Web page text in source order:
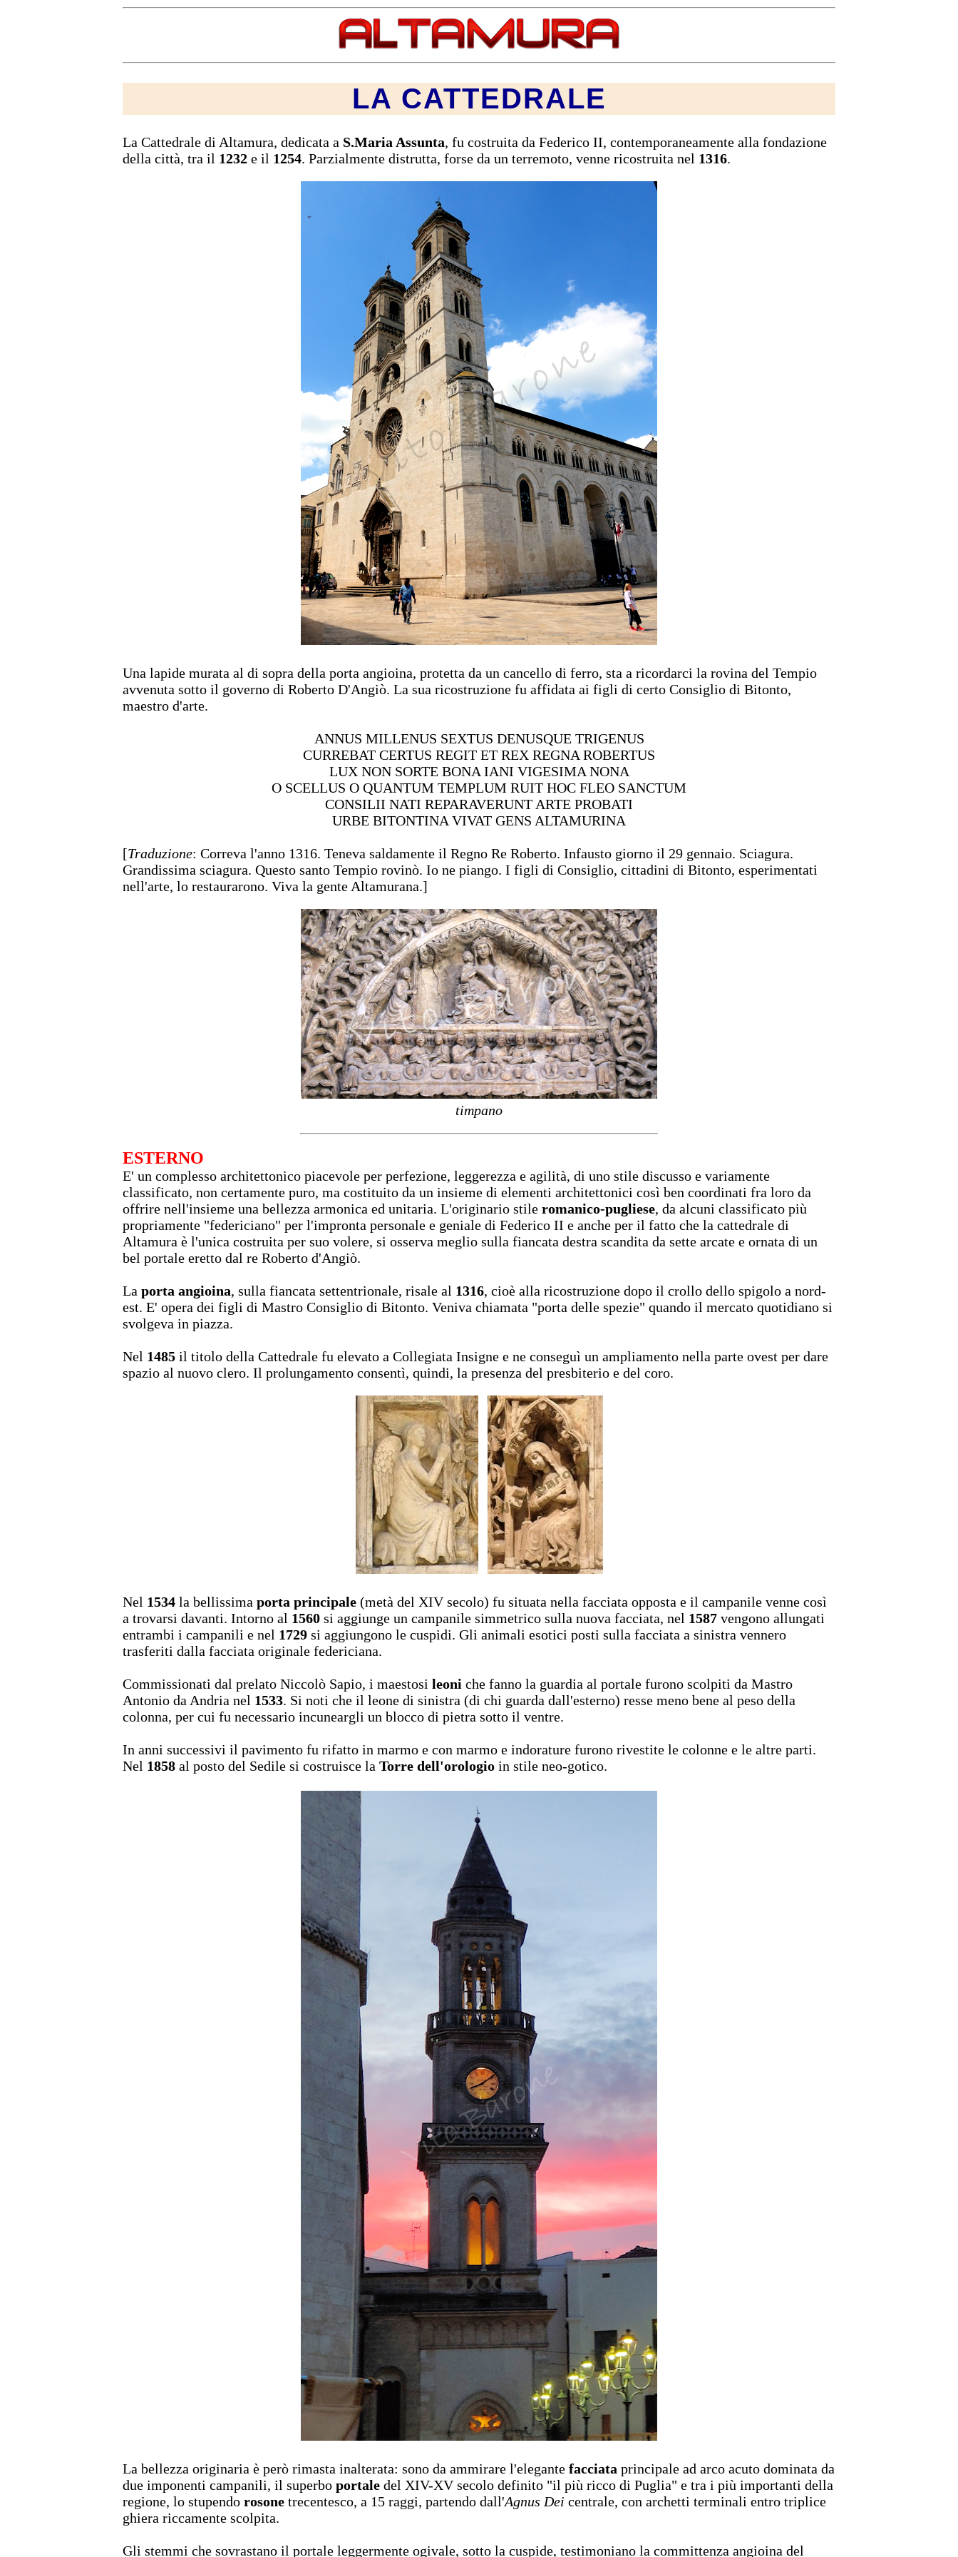
LA CATTEDRALE
La Cattedrale di Altamura, dedicata a S.Maria Assunta, fu costruita da Federico II, contemporaneamente alla fondazione
della città, tra il 1232 e il 1254. Parzialmente distrutta, forse da un terremoto, venne ricostruita nel 1316.
Una lapide murata al di sopra della porta angioina, protetta da un cancello di ferro, sta a ricordarci la rovina del Tempio
avvenuta sotto il governo di Roberto D'Angiò. La sua ricostruzione fu affidata ai figli di certo Consiglio di Bitonto,
maestro d'arte.
ANNUS MILLENUS SEXTUS DENUSQUE TRIGENUS
CURREBAT CERTUS REGIT ET REX REGNA ROBERTUS
LUX NON SORTE BONA IANI VIGESIMA NONA
O SCELLUS O QUANTUM TEMPLUM RUIT HOC FLEO SANCTUM
CONSILII NATI REPARAVERUNT ARTE PROBATI
URBE BITONTINA VIVAT GENS ALTAMURINA
[Traduzione: Correva l'anno 1316. Teneva saldamente il Regno Re Roberto. Infausto giorno il 29 gennaio. Sciagura.
Grandissima sciagura. Questo santo Tempio rovinò. Io ne piango. I figli di Consiglio, cittadini di Bitonto, esperimentati
nell'arte, lo restaurarono. Viva la gente Altamurana.]
timpano
ESTERNO
E' un complesso architettonico piacevole per perfezione, leggerezza e agilità, di uno stile discusso e variamente
classificato, non certamente puro, ma costituito da un insieme di elementi architettonici così ben coordinati fra loro da
offrire nell'insieme una bellezza armonica ed unitaria. L'originario stile romanico-pugliese, da alcuni classificato più
propriamente "federiciano" per l'impronta personale e geniale di Federico II e anche per il fatto che la cattedrale di
Altamura è l'unica costruita per suo volere, si osserva meglio sulla fiancata destra scandita da sette arcate e ornata di un
bel portale eretto dal re Roberto d'Angiò.
La porta angioina, sulla fiancata settentrionale, risale al 1316, cioè alla ricostruzione dopo il crollo dello spigolo a nord-
est. E' opera dei figli di Mastro Consiglio di Bitonto. Veniva chiamata "porta delle spezie" quando il mercato quotidiano si
svolgeva in piazza.
Nel 1485 il titolo della Cattedrale fu elevato a Collegiata Insigne e ne conseguì un ampliamento nella parte ovest per dare
spazio al nuovo clero. Il prolungamento consentì, quindi, la presenza del presbiterio e del coro.
Nel 1534 la bellissima porta principale (metà del XIV secolo) fu situata nella facciata opposta e il campanile venne così
a trovarsi davanti. Intorno al 1560 si aggiunge un campanile simmetrico sulla nuova facciata, nel 1587 vengono allungati
entrambi i campanili e nel 1729 si aggiungono le cuspidi. Gli animali esotici posti sulla facciata a sinistra vennero
trasferiti dalla facciata originale federiciana.
Commissionati dal prelato Niccolò Sapio, i maestosi leoni che fanno la guardia al portale furono scolpiti da Mastro
Antonio da Andria nel 1533. Si noti che il leone di sinistra (di chi guarda dall'esterno) resse meno bene al peso della
colonna, per cui fu necessario incuneargli un blocco di pietra sotto il ventre.
In anni successivi il pavimento fu rifatto in marmo e con marmo e indorature furono rivestite le colonne e le altre parti.
Nel 1858 al posto del Sedile si costruisce la Torre dell'orologio in stile neo-gotico.
La bellezza originaria è però rimasta inalterata: sono da ammirare l'elegante facciata principale ad arco acuto dominata da
due imponenti campanili, il superbo portale del XIV-XV secolo definito "il più ricco di Puglia" e tra i più importanti della
regione, lo stupendo rosone trecentesco, a 15 raggi, partendo dall'Agnus Dei centrale, con archetti terminali entro triplice
ghiera riccamente scolpita.
Gli stemmi che sovrastano il portale leggermente ogivale, sotto la cuspide, testimoniano la committenza angioina del